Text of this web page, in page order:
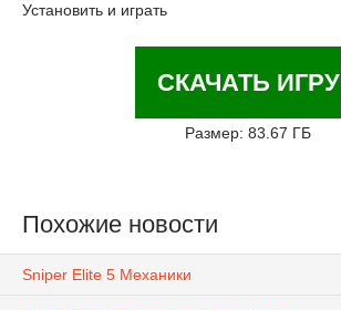
Установить и играть
СКАЧАТЬ ИГРУ
Размер: 83.67 ГБ
Похожие новости
Sniper Elite 5 Механики